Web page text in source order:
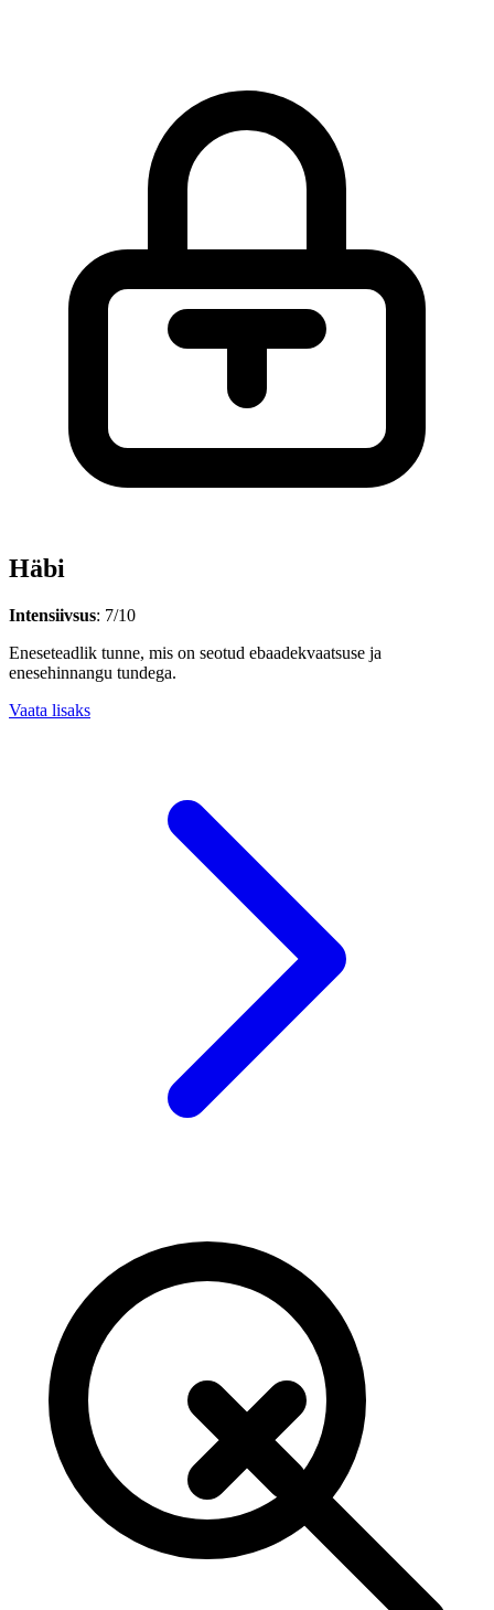
Häbi
Intensiivsus: 7/10
Eneseteadlik tunne, mis on seotud ebaadekvaatsuse ja
enesehinnangu tundega.
Vaata lisaks